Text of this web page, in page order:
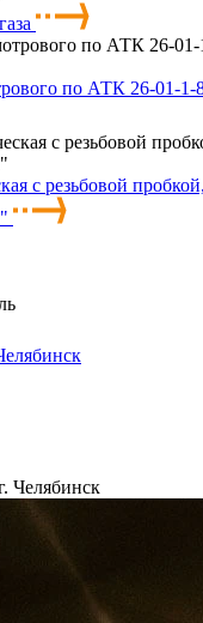
по АТК 26-01-
с резьбовой